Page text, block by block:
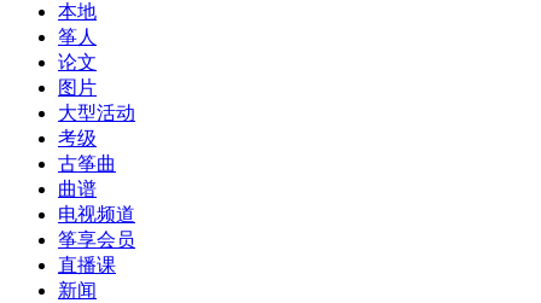
本地
筝人
论文
图片
大型活动
考级
古筝曲
曲谱
电视频道
筝享会员
直播课
新闻